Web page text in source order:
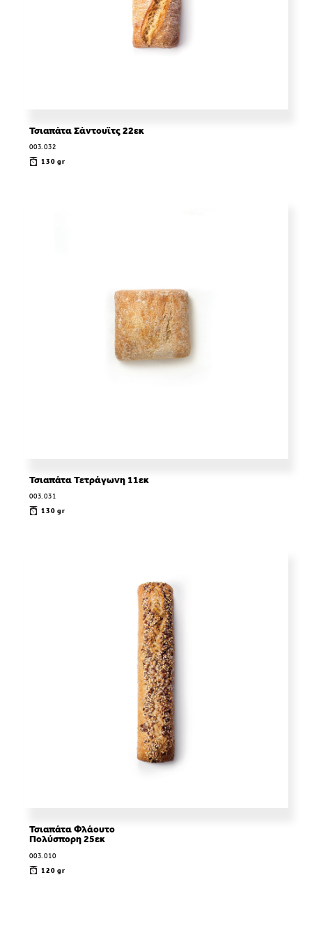
Τσιαπάτα Σάντουϊτς 22εκ
003.032
130 gr
Τσιαπάτα Τετράγωνη 11εκ
003.031
130 gr
Τσιαπάτα Φλάουτο
Πολύσπορη 25εκ
003.010
120 gr